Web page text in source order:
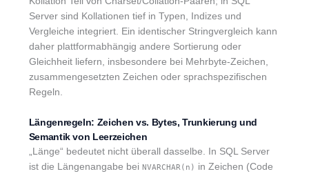
Server sind Kollationen tief in Typen, Indizes und
Vergleiche integriert. Ein identischer Stringvergleich kann
daher plattformabhängig andere Sortierung oder
Gleichheit liefern, insbesondere bei Mehrbyte-Zeichen,
zusammengesetzten Zeichen oder sprachspezifischen
Regeln.
Längenregeln: Zeichen vs. Bytes, Trunkierung und
Semantik von Leerzeichen
„Länge“ bedeutet nicht überall dasselbe. In SQL Server
ist die Längenangabe bei NVARCHAR(n) in Zeichen (Code